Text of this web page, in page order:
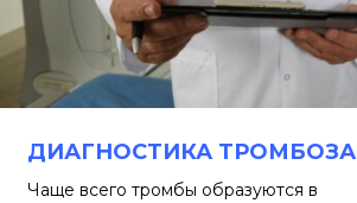
ДИАГНОСТИКА ТРОМБОЗА
Чаще всего тромбы образуются в